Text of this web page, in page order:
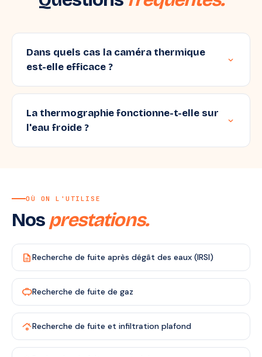
Dans quels cas la caméra thermique
est-elle efficace ?
expand_more
La thermographie fonctionne-t-elle sur
l'eau froide ?
expand_more
OÙ ON L'UTILISE
Nosprestations.
descriptionRecherche de fuite après dégât des eaux (IRSI)
propaneRecherche de fuite de gaz
roofingRecherche de fuite et infiltration plafond